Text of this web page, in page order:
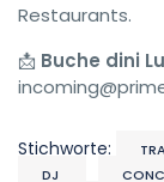
Restaurants.
📩 Buche dini
Stichworte:
DJ